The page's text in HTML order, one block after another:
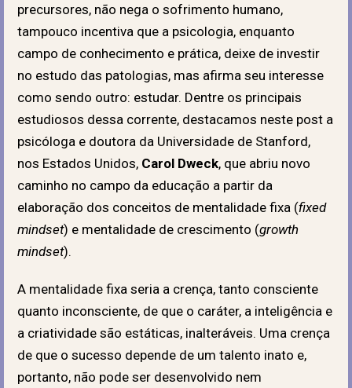
precursores, não nega o sofrimento humano,
tampouco incentiva que a psicologia, enquanto
campo de conhecimento e prática, deixe de investir
no estudo das patologias, mas afirma seu interesse
como sendo outro: estudar. Dentre os principais
estudiosos dessa corrente, destacamos neste post a
psicóloga e doutora da Universidade de Stanford,
nos Estados Unidos, Carol Dweck, que abriu novo
caminho no campo da educação a partir da
elaboração dos conceitos de mentalidade fixa (fixed
mindset) e mentalidade de crescimento (growth
mindset).
A mentalidade fixa seria a crença, tanto consciente
quanto inconsciente, de que o caráter, a inteligência e
a criatividade são estáticas, inalteráveis. Uma crença
de que o sucesso depende de um talento inato e,
portanto, não pode ser desenvolvido nem